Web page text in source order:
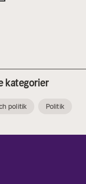
kategorier
politik Politik